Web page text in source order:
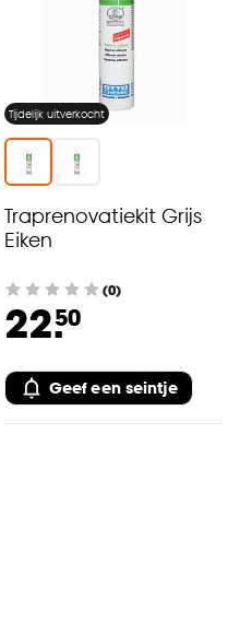
Tijdelijk uitverkocht
Traprenovatiekit Grijs
Eiken
(0)
22.50
Geef een seintje